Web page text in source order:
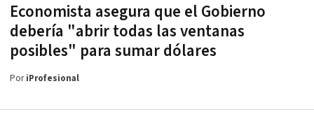
Economista asegura que el Gobierno
debería "abrir todas las ventanas
posibles" para sumar dólares
PoriProfesional